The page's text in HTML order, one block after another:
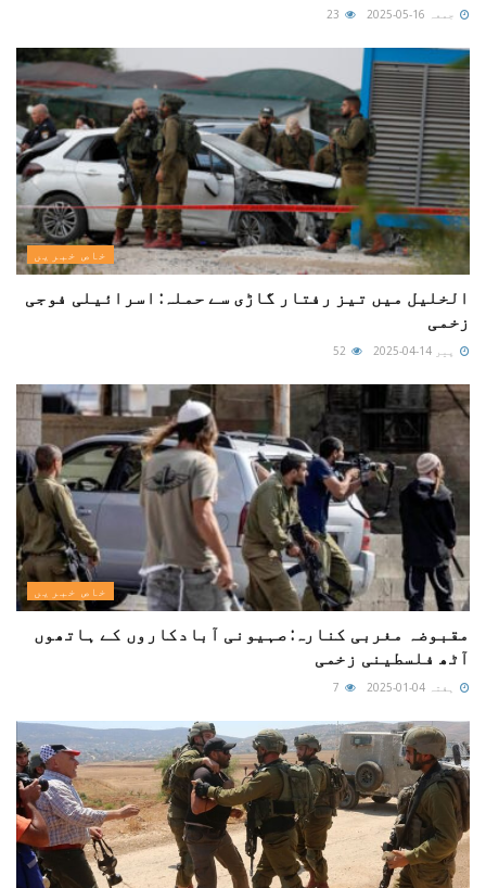
جمعہ 16-05-2025
خاص خبریں
الخلیل میں تیز رفتار گاڑی سے حملہ: اسرائیلی فوجی
زخمی
پیر 14-04-2025
خاص خبریں
مقبوضہ مغربی کنارہ: صہیونی آبادکاروں کے ہاتھوں
آٹھ فلسطینی زخمی
ہفتہ 04-01-2025